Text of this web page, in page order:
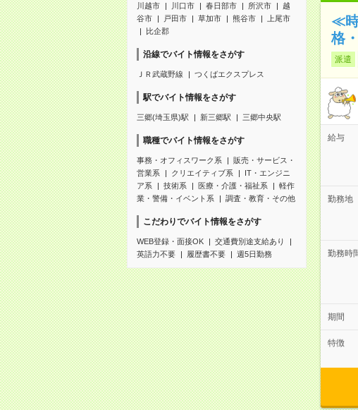
川越市 川口市 春日部市 所沢市
越
谷市
戸田市 草加市 熊谷市
上尾市
比企郡
沿線でバイト情報をさがす
ＪＲ武蔵野線 つくばエクスプレス
駅でバイト情報をさがす
三郷(埼玉県)駅 新三郷駅 三郷中央駅
職種でバイト情報をさがす
事務・オフィスワーク系
販売・サービス・
営業系
クリエイティブ系
IT・エンジニ
ア系
技術系 医療・介護・福祉系
軽作
業・警備・イベント系
調査・教育・その他
こだわりでバイト情報をさがす
WEB登録・面接OK
交通費別途支給あり
英語力不要
履歴書不要 週5日勤務
≪時
格
派遣
給与
勤務地
勤務時
期間
特徴